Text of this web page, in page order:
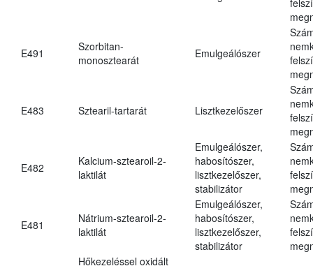
E491
Szorbitan-
monosztearát
Emulgeálószer
E483 Sztearil-tartarát Lisztkezelőszer
E482
Kalcium-sztearoil-2-
laktilát
Emulgeálószer,
habosítószer,
lisztkezelőszer,
stabilizátor
E481
Nátrium-sztearoil-2-
laktilát
Emulgeálószer,
habosítószer,
lisztkezelőszer,
stabilizátor
Hőkezeléssel oxidált